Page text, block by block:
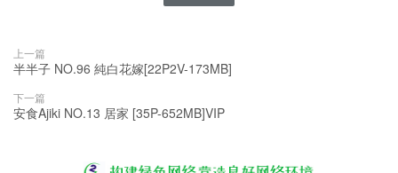
上一篇
半半子 NO.96 純白花嫁[22P2V-173MB]
下一篇
安食Ajiki NO.13 居家 [35P-652MB]VIP